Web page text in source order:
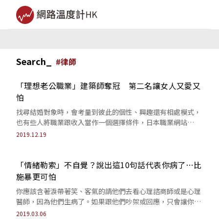
Search_ #律師
「理想老公職業」建築師奪冠 第二名讓女人又愛又
怕
找尋結婚對象時，會考量到彼此的個性、興趣還有相處模式，
也有些人將職業跟收入當作一個選擇條件，日本職業網站
《Shigyo Job》對年輕女性做了一...
2019.12.19
「情緒勒索」不自覺？說出這10句話代表你病了…比
施暴更可怕
你應該含著淚帶著笑、客氣的請他們去看心理諮商師或是心理
醫師，因為他們生病了。如果跟他們吵架或回應，只會讓你跟
他們一起生病，因為情緒勒索是永無止盡...
2019.03.06